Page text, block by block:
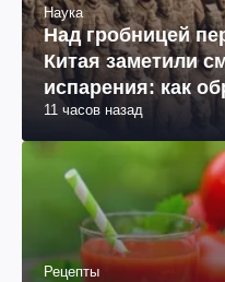
Наука
Над гробницей
Китая заметили
испарения: как
11 часов назад
Рецепты